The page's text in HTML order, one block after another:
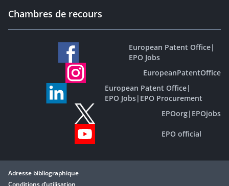
Chambres de recours
European Patent Office|
EPO Jobs
EuropeanPatentOffice
European Patent Office|
EPO Jobs| EPO Procurement
EPOorg| EPOjobs
EPO official
Adresse bibliographique
Conditions d’utilisation